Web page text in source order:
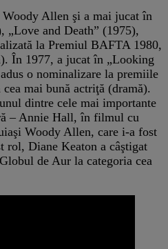
Allen şi a mai jucat în
„Love and Death” (1975),
la Premiul BAFTA 1980,
În 1977, a jucat în „Looking
o nominalizare la premiile
mai bună actriţă (dramă).
dintre cele mai importante
– Annie Hall, în filmul cu
Woody Allen, care i-a fost
rol, Diane Keaton a câştigat
de Aur la categoria cea